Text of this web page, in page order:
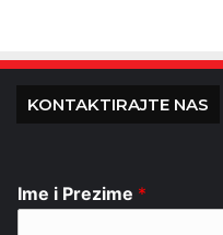
KONTAKTIRAJTE NAS
Ime i Prezime *